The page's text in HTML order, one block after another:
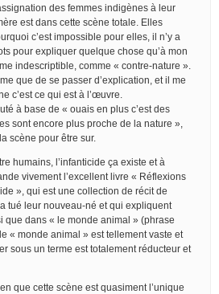
des femmes indigènes à leur
est dans cette scène totale. Elles
c’est impossible pour elles, il n’y a
pour expliquer quelque chose qu’à mon
indescriptible, comme « contre-nature ».
que de se passer d’explication, et il me
c’est ce qui est à l’œuvre.
à base de « ouais en plus c’est des
sont encore plus proche de la nature »,
scène pour être sur.
humains, l’infanticide ça existe et à
vivement l’excellent livre « Réflexions
», qui est une collection de récit de
tué leur nouveau-né et qui expliquent
que dans « le monde animal » (phrase
« monde animal » est tellement vaste et
sous un terme est totalement réducteur et
que cette scène est quasiment l’unique